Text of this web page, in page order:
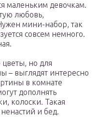
маленьким девочкам.
любовь,
мини-набор, так
совсем немного.
но для
– выглядят интересно
в комнате
дополнять
колоски. Такая
и бед.